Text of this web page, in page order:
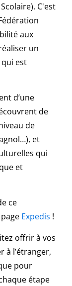
C'est
aux
un
qui est
d’une
de
de
et
qui
et
ce
Expedis !
offrir à vos
à l’étranger,
pour
étape